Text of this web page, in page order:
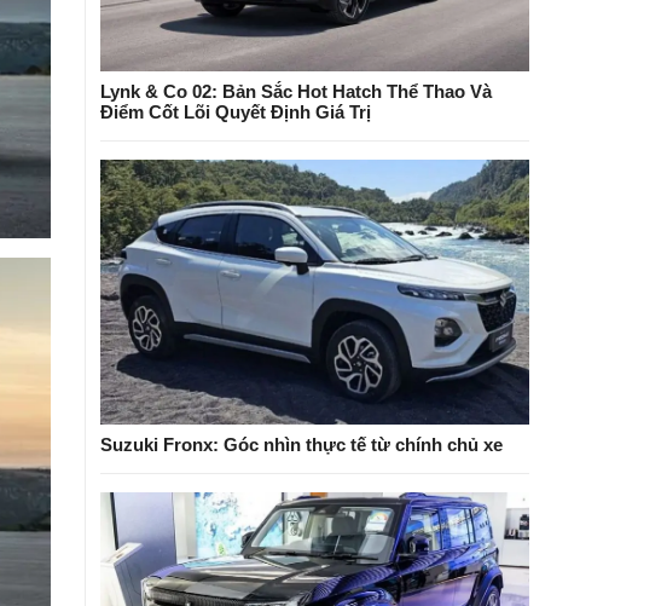
Lynk & Co 02: Bản Sắc Hot Hatch Thể Thao Và
Điểm Cốt Lõi Quyết Định Giá Trị
Suzuki Fronx: Góc nhìn thực tế từ chính chủ xe